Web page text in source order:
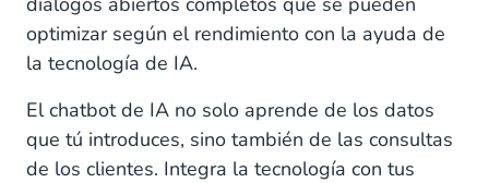
optimizar según el rendimiento con la ayuda de
la tecnología de IA.
El chatbot de IA no solo aprende de los datos
que tú introduces, sino también de las consultas
de los clientes. Integra la tecnología con tus